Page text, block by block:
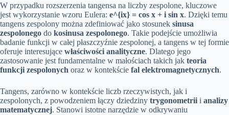
W przypadku rozszerzenia tangensa na liczby zespolone, kluczowe
jest wykorzystanie wzoru Eulera: e^{ix} = cos x + i sin x. Dzięki temu
tangens zespolony można zdefiniować jako stosunek sinusa
zespolonego do kosinusa zespolonego. Takie podejście umożliwia
badanie funkcji w całej płaszczyźnie zespolonej, a tangens w tej formie
oferuje interesujące właściwości analityczne. Dlatego jego
zastosowanie jest fundamentalne w małościach takich jak teoria
funkcji zespolonych oraz w kontekście fal elektromagnetycznych.
Tangens, zarówno w kontekście liczb rzeczywistych, jak i
zespolonych, z powodzeniem łączy dziedziny trygonometrii i analizy
matematycznej. Stanowi istotne narzędzie w odkrywaniu